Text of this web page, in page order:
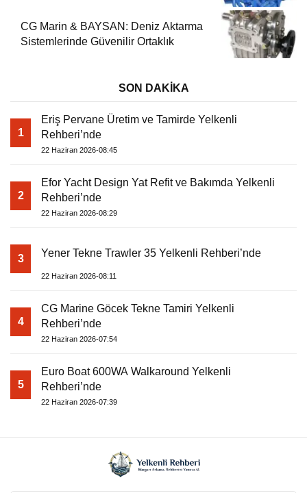
CG Marin & BAYSAN: Deniz Aktarma
Sistemlerinde Güvenilir Ortaklık
SON DAKİKA
1
Eriş Pervane Üretim ve Tamirde Yelkenli
Rehberi’nde
22 Haziran 2026-08:45
2
Efor Yacht Design Yat Refit ve Bakımda Yelkenli
Rehberi’nde
22 Haziran 2026-08:29
3 Yener Tekne Trawler 35 Yelkenli Rehberi’nde
22 Haziran 2026-08:11
4
CG Marine Göcek Tekne Tamiri Yelkenli
Rehberi’nde
22 Haziran 2026-07:54
5
Euro Boat 600WA Walkaround Yelkenli
Rehberi’nde
22 Haziran 2026-07:39